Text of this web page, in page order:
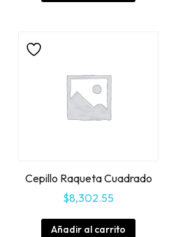
Cepillo Raqueta Cuadrado
$8,302.55
Añadir al carrito